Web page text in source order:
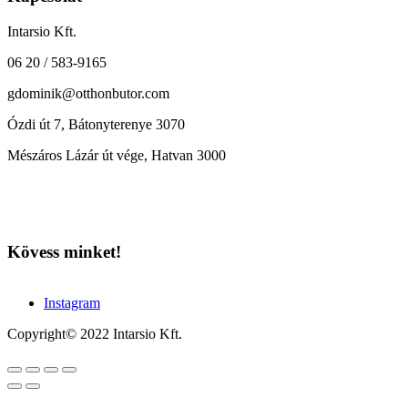
Intarsio Kft.
06 20 / 583-9165
gdominik@otthonbutor.com
Ózdi út 7, Bátonyterenye 3070
Mészáros Lázár út vége, Hatvan 3000
Kövess minket!
Instagram
Copyright© 2022 Intarsio Kft.